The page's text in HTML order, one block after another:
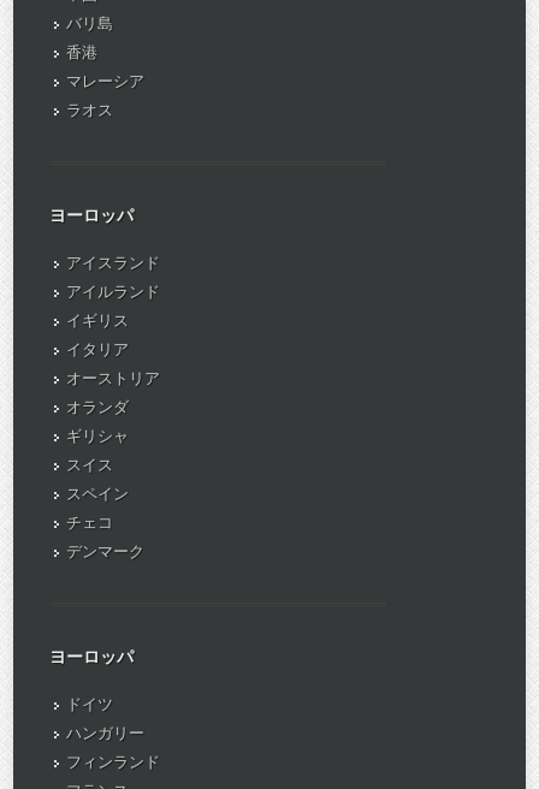
バリ島
香港
マレーシア
ラオス
ヨーロッパ
アイスランド
アイルランド
イギリス
イタリア
オーストリア
オランダ
ギリシャ
スイス
スペイン
チェコ
デンマーク
ヨーロッパ
ドイツ
ハンガリー
フィンランド